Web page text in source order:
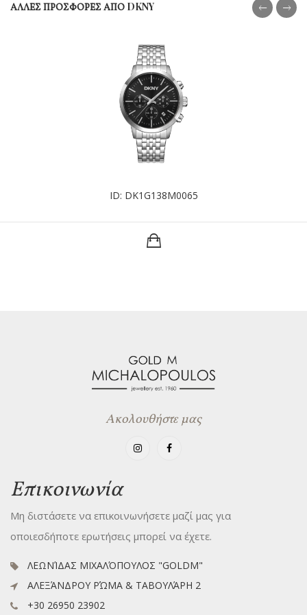
ΑΛΛΕΣ ΠΡΟΣΦΟΡΕΣ ΑΠΟ DKNY
ID: DK1G138M0065
Ακολουθήστε μας
Επικοινωνία
Μη διστάσετε να επικοινωνήσετε μαζί μας για
οποιεσδήποτε ερωτήσεις μπορεί να έχετε.
ΛΕΩΝΊΔΑΣ ΜΙΧΑΛΌΠΟΥΛΟΣ "GOLDM"
ΑΛΕΞΆΝΔΡΟΥ ΡΏΜΑ & ΤΑΒΟΥΛΆΡΗ 2
+30 26950 23902